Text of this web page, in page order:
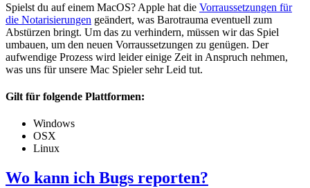
Spielst du auf einem MacOS? Apple hat die Vorraussetzungen für
die Notarisierungen geändert, was Barotrauma eventuell zum
Abstürzen bringt. Um das zu verhindern, müssen wir das Spiel
umbauen, um den neuen Vorraussetzungen zu genügen. Der
aufwendige Prozess wird leider einige Zeit in Anspruch nehmen,
was uns für unsere Mac Spieler sehr Leid tut.
Gilt für folgende Plattformen:
Windows
OSX
Linux
Wo kann ich Bugs reporten?